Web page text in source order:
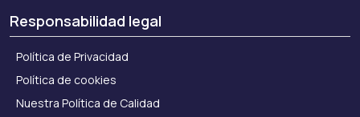
Responsabilidad legal
Política de Privacidad
Política de cookies
Nuestra Política de Calidad